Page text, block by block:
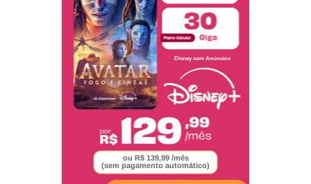
Disney com Anúncios
ou R$ 139,99 /mês
(sem pagamento automático)